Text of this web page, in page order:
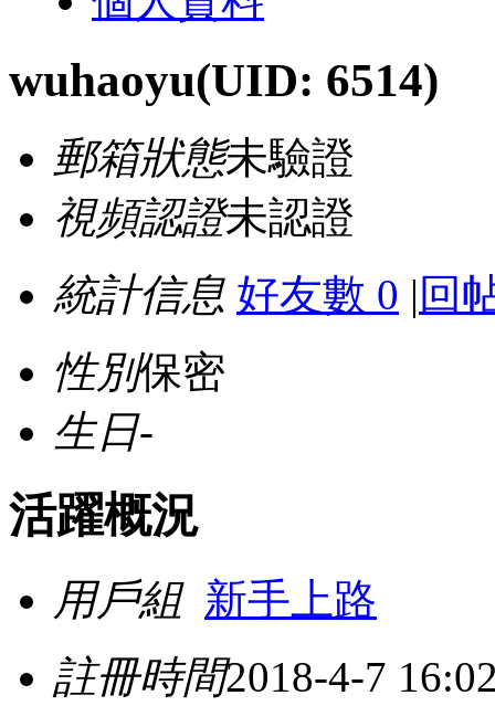
wuhaoyu(UID: 6514)
郵箱狀態未驗證
視頻認證未認證
統計信息 好友數 0 | 回
性別保密
生日-
活躍概況
用戶組 新手上路
註冊時間2018-4-7